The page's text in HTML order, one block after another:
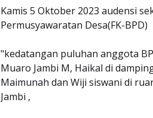
Kamis 5 Oktober 2023 audensi
Permusyawaratan Desa(FK-BPD)
"kedatangan puluhan anggota
Muaro Jambi M, Haikal di
Maimunah dan Wiji siswani di
Jambi ,